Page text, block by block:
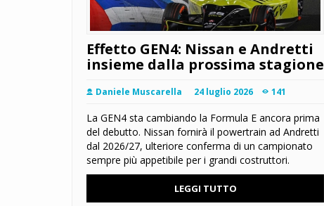
Effetto GEN4: Nissan e Andretti
insieme dalla prossima stagione
Daniele Muscarella 24 luglio 2026 141
La GEN4 sta cambiando la Formula E ancora prima
del debutto. Nissan fornirà il powertrain ad Andretti
dal 2026/27, ulteriore conferma di un campionato
sempre più appetibile per i grandi costruttori.
LEGGI TUTTO